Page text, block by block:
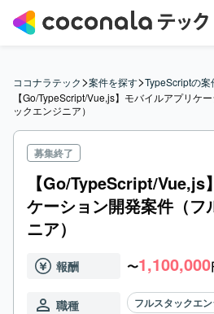
ココナラテック>案件を探す>TypeScriptの案
【Go/TypeScript/Vue,js】モバイルアプリケ
ックエンジニア）
募集終了
【Go/TypeScript/Vue,js
ケーション開発案件（フ
ニア）
報酬 〜1,100,000
職種 フルスタックエ